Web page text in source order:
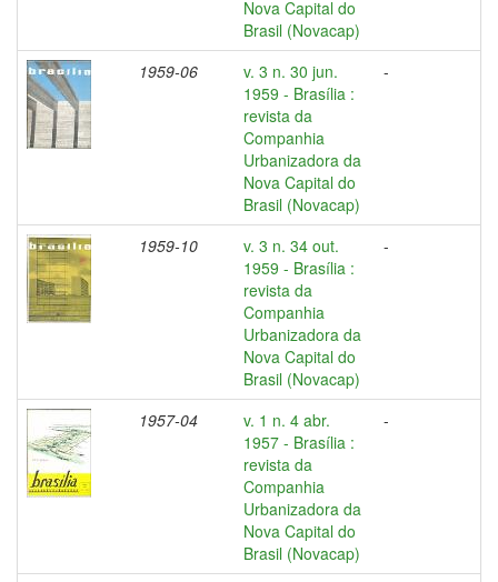
Nova Capital do
Brasil (Novacap)
1959-06
v. 3 n. 30 jun.
1959 - Brasília :
revista da
Companhia
Urbanizadora da
Nova Capital do
Brasil (Novacap)
-
1959-10
v. 3 n. 34 out.
1959 - Brasília :
revista da
Companhia
Urbanizadora da
Nova Capital do
Brasil (Novacap)
-
1957-04
v. 1 n. 4 abr.
1957 - Brasília :
revista da
Companhia
Urbanizadora da
Nova Capital do
Brasil (Novacap)
-